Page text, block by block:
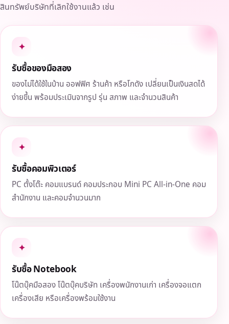
สินทรัพย์บริษัทที่เลิกใช้งานแล้ว เช่น
✦
รับซื้อของมือสอง
ของไม่ได้ใช้ในบ้าน ออฟฟิศ ร้านค้า หรือโกดัง เปลี่ยนเป็นเงินสดได้
ง่ายขึ้น พร้อมประเมินจากรูป รุ่น สภาพ และจำนวนสินค้า
✦
รับซื้อคอมพิวเตอร์
PC ตั้งโต๊ะ คอมแบรนด์ คอมประกอบ Mini PC All-in-One คอม
สำนักงาน และคอมจำนวนมาก
✦
รับซื้อ Notebook
โน๊ตบุ๊คมือสอง โน๊ตบุ๊คบริษัท เครื่องพนักงานเก่า เครื่องจอแตก
เครื่องเสีย หรือเครื่องพร้อมใช้งาน